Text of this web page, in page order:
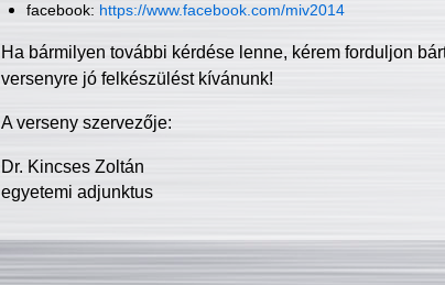
facebook: https://www.facebook.com/miv2014
Ha bármilyen további kérdése lenne, kérem forduljon
versenyre jó felkészülést kívánunk!
A verseny szervezője:
Dr. Kincses Zoltán
egyetemi adjunktus